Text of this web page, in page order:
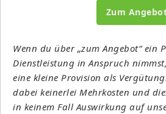
Zum
Wenn du über „zum Angebot“ ein
Dienstleistung in Anspruch
eine kleine Provision als
dabei keinerlei Mehrkosten und
in keinem Fall Auswirkung auf